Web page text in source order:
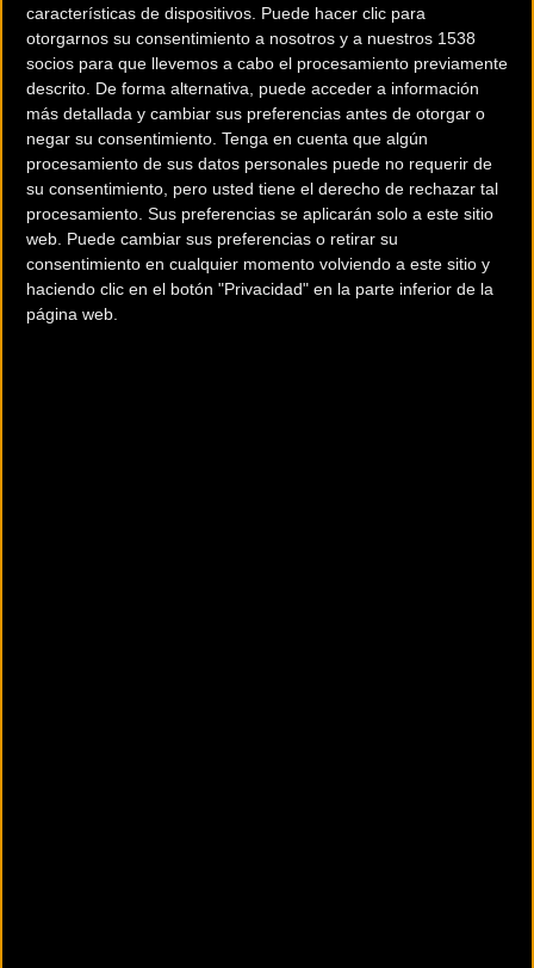
características de dispositivos. Puede hacer clic para
otorgarnos su consentimiento a nosotros y a nuestros 1538
socios para que llevemos a cabo el procesamiento previamente
descrito. De forma alternativa, puede acceder a información
más detallada y cambiar sus preferencias antes de otorgar o
negar su consentimiento. Tenga en cuenta que algún
procesamiento de sus datos personales puede no requerir de
su consentimiento, pero usted tiene el derecho de rechazar tal
procesamiento. Sus preferencias se aplicarán solo a este sitio
web. Puede cambiar sus preferencias o retirar su
consentimiento en cualquier momento volviendo a este sitio y
haciendo clic en el botón "Privacidad" en la parte inferior de la
página web.
Terms of use © 1987–2026 HERE
¿Eres el propietario de esta tienda? Descubre cómohacerte tienda
Premium para llegar a más clientes.
Comercios Bz Premium
MC SKI BIKE